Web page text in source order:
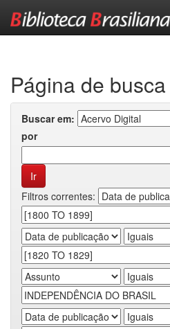
Página de busca
Buscar em:
por
Filtros correntes: